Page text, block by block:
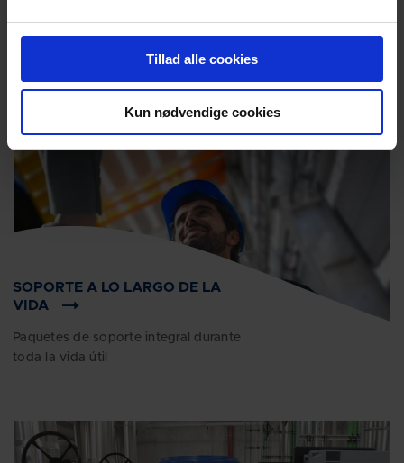
Tillad alle cookies
Kun nødvendige cookies
SOPORTE A LO LARGO DE LA
VIDA
Paquetes de soporte integral durante
toda la vida útil